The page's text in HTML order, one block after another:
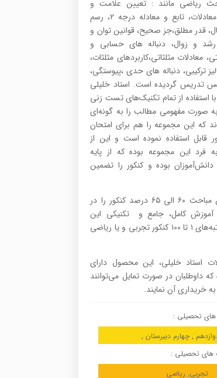
ریاضی مانند : تعیین علامت و
نامعادله، نکات کلی معادلات، تابع و معادله درجه ۲، رسم
قدر مطلق،جز صحیح، قوانین توان و
رشد و زوال، دنباله های حسابی و
معادلات مثلثاتی،کاربردهای مثلثات،
ترکیبی، دنباله های حدی ،پیوستگی،
تدریس گردیده است. استاد خلیلی
استفاده از تمام تکنیک‌های تست زنی
صورت مفهومی مطالب را به گونه‌ای
که این مجموعه را هم برای امتحان
استفاده نموده است و این از
فرد این مجموعه بوده که از پایه
بوده و کنکور را تضمین
با توجه به اینکه این مباحث ۶۰ الی ۶۵ درصد کنکور را در
آموزش کامل، جامع و تکنیکی این
مجموعه، می‌توانید رتبه‌های ۱ تا ۱۰۰ کنکور تجربی و یا ریاضی
استاد خلیلی، این محصول دارای
داوطلبان در صورت تمایل می‌توانند
خریداری آن نمایند.
های تحصیلی :
, چهارم دبیرستان ,
های تحصیلی :
تجربی, ریاضی